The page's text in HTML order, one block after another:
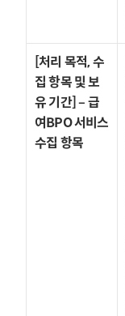
[처리 목적, 수
집 항목 및 보
유 기간] – 급
여BPO 서비스
수집 항목